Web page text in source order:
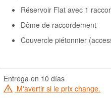
Réservoir Flat avec 1
Dôme de raccordement
Couvercle piétonnier
Entrega en 10 días
M'avertir si le prix change.